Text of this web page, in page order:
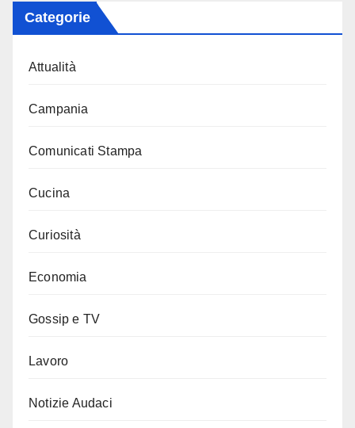
Categorie
Attualità
Campania
Comunicati Stampa
Cucina
Curiosità
Economia
Gossip e TV
Lavoro
Notizie Audaci